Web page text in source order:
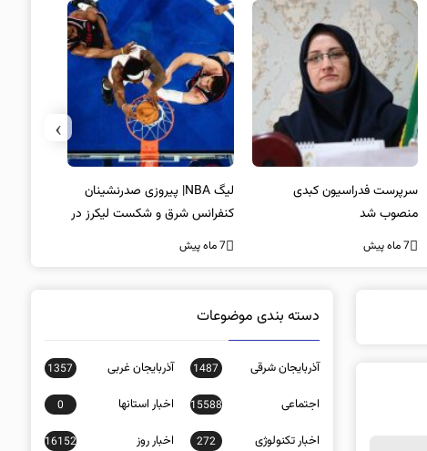
سرپرست فدراسیون کبدی
منصوب شد
7 ماه پیش
لیگ NBA| پیروزی صدرنشینان
کنفرانس شرق و شکست لیکرز در
غیاب جیمز
7 ماه پیش
›
دسته بندی موضوعات
آذربایجان شرقی 1487 آذربایجان غربی 1357
اجتماعی 15588 اخبار استانها 0
اخبار تکنولوژی 272 اخبار روز 16152